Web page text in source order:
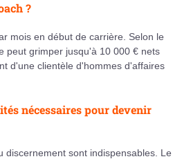
?
mois en début de carrière. Selon le
peut grimper jusqu'à 10 000 € nets
d'une clientèle d'hommes d'affaires
nécessaires pour devenir
discernement sont indispensables. Le